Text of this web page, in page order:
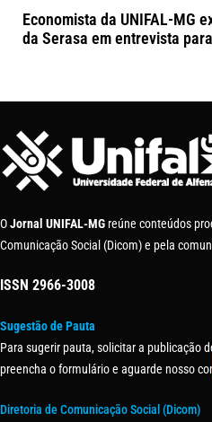
Economista da UNIFAL-MG
da Serasa em entrevista
OJornal UNIFAL-MG reúne conteúdos
Comunicação Social (Dicom) e pela
ISSN 2966-3008
Sugestão de Pauta
Para sugerir pauta, solicitar a publicação
preencha o formulário e aguarde nosso
Diretoria de Comunicação Social (Dicom)